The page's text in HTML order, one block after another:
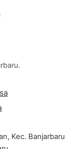
Kec. Banjarbaru